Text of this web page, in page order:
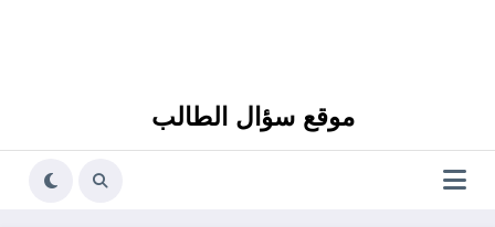
موقع سؤال الطالب